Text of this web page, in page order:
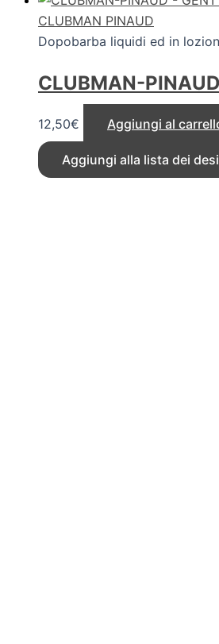
CLUBMAN PINAUD
Dopobarba liquidi ed in
CLUBMAN-
12,50€ Aggiungi al
Aggiungi alla lista dei